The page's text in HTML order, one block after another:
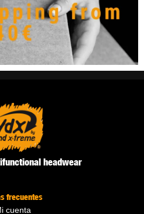
headwear
frecuentes
cuenta